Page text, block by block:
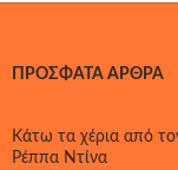
ΠΡΌΣΦΑΤΑ ΆΡΘΡΑ
Κάτω τα χέρια από
Ρέππα Ντίνα